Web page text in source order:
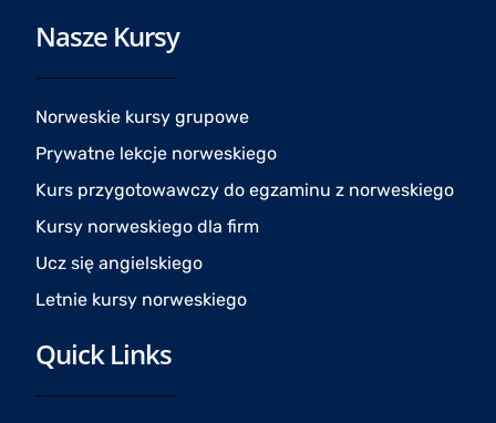
e
o
o
t
g
r
m
e
Nasze Kursy
Norweskie kursy grupowe
Prywatne lekcje norweskiego
Kurs przygotowawczy do egzaminu z norweskiego
Kursy norweskiego dla firm
Ucz się angielskiego
Letnie kursy norweskiego
Quick Links